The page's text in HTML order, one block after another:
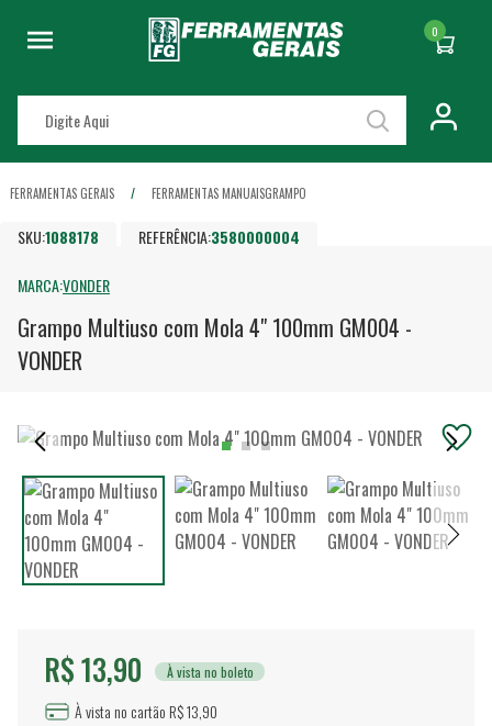
0
FERRAMENTAS GERAIS FERRAMENTAS MANUAISGRAMPO
SKU:1088178 REFERÊNCIA:3580000004
MARCA:VONDER
Grampo Multiuso com Mola 4" 100mm GM004 -
VONDER
R$ 13,90 À vista no boleto
À vista no cartão R$ 13,90